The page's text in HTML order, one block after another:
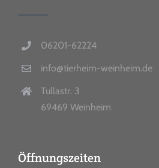
06201-62224
info@tierheim-weinheim.de
Tullastr. 3
69469 Weinheim
Öffnungszeiten